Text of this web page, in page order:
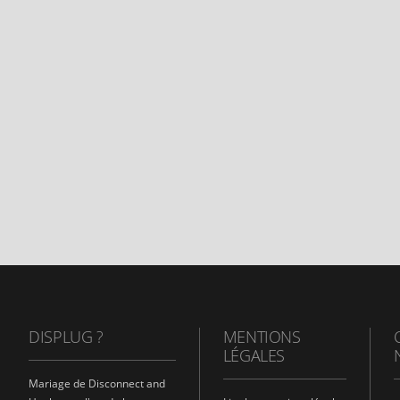
DISPLUG ?
Mariage de Disconnect and
MENTIONS
LÉGALES